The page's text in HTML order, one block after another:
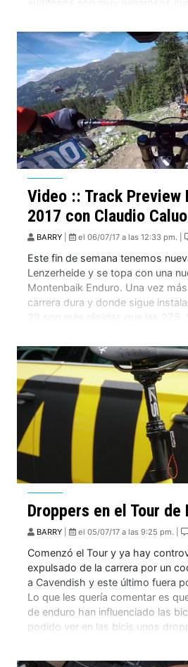
audífonos son muy peligrosos
de la realidad que esta al […]
Video :: Track Preview
2017 con Claudio
BARRY el 06/07/17 a las 12:33 pm. |
Este fin de semana tenemos
Lenzerheide y se topa con una
Montenbaik Enduro. Una vez
carrera dura y donde sigue
29 son más rápidas que las 27.5.
Droppers en el Tour de
BARRY el 05/07/17 a las 9:25 pm. |
Comenzó el Tour y ya hay
expulsado de la carrera por un
a Cavendish y este último fuera
Lo que les quería comentar es
de enduro han influenciado las
podido ver en las bicis unos